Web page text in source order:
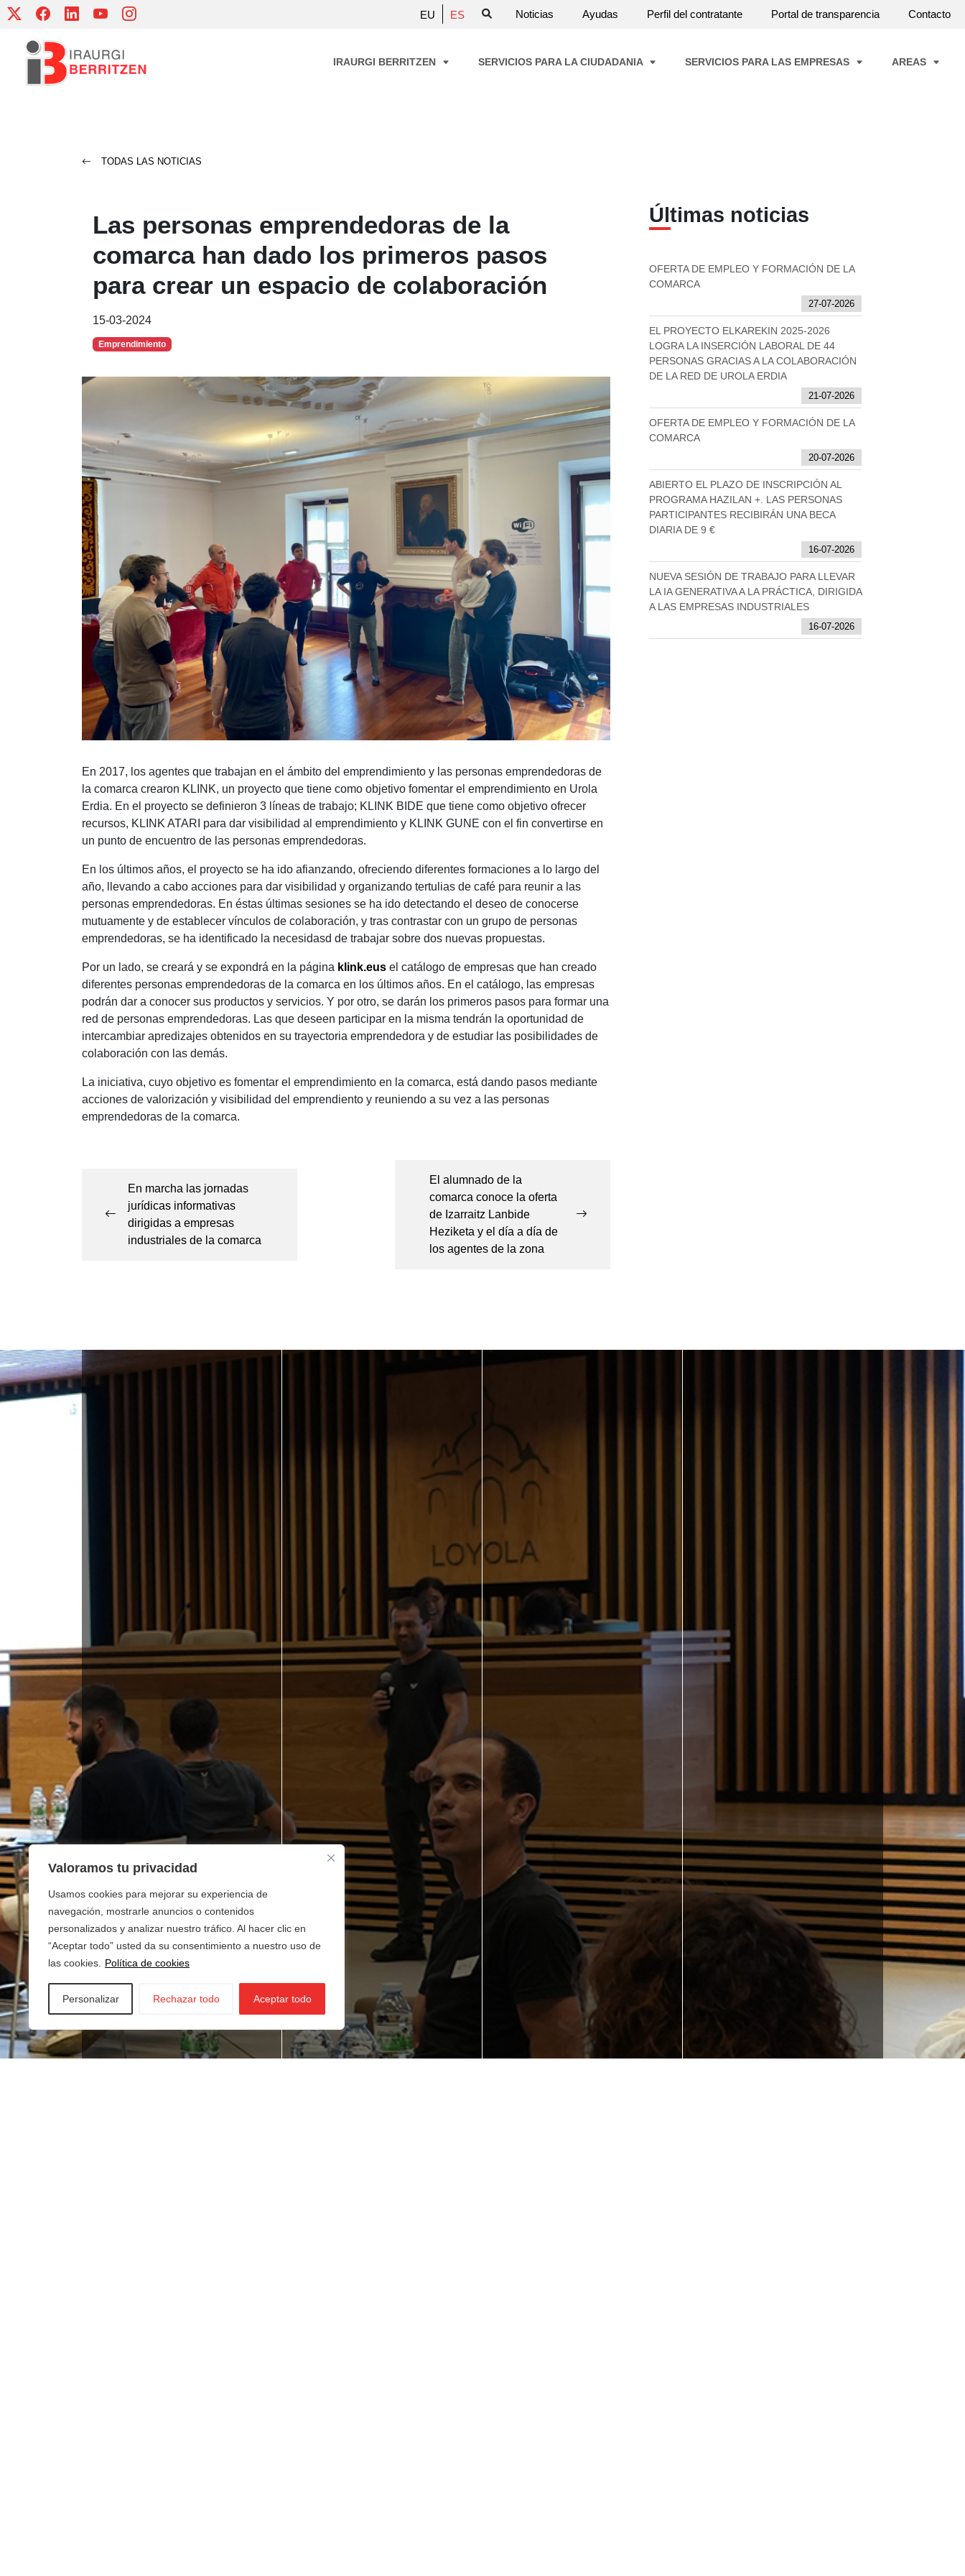
Valoramos tu privacidad
Usamos cookies para mejorar su experiencia de
navegación, mostrarle anuncios o contenidos
personalizados y analizar nuestro tráfico. Al hacer clic en
“Aceptar todo” usted da su consentimiento a nuestro uso de
las cookies.
Política de cookies
Personalizar Rechazar todo Aceptar todo
Skip
content
EU ES Noticias Ayudas Perfil del contratante Portal de transparencia Contacto
IRAURGI BERRITZEN SERVICIOS PARA LA CIUDADANIA SERVICIOS PARA LAS EMPRESAS AREAS
TODAS LAS NOTICIAS
Las personas emprendedoras de la
comarca han dado los primeros pasos
para crear un espacio de colaboración
15-03-2024
Emprendimiento
En 2017, los agentes que trabajan en el ámbito del emprendimiento y las personas emprendedoras de
la comarca crearon KLINK, un proyecto que tiene como objetivo fomentar el emprendimiento en Urola
Erdia. En el proyecto se definieron 3 líneas de trabajo; KLINK BIDE que tiene como objetivo ofrecer
recursos, KLINK ATARI para dar visibilidad al emprendimiento y KLINK GUNE con el fin convertirse en
un punto de encuentro de las personas emprendedoras.
En los últimos años, el proyecto se ha ido afianzando, ofreciendo diferentes formaciones a lo largo del
año, llevando a cabo acciones para dar visibilidad y organizando tertulias de café para reunir a las
personas emprendedoras. En éstas últimas sesiones se ha ido detectando el deseo de conocerse
mutuamente y de establecer vínculos de colaboración, y tras contrastar con un grupo de personas
emprendedoras, se ha identificado la necesidasd de trabajar sobre dos nuevas propuestas.
Por un lado, se creará y se expondrá en la página klink.eus el catálogo de empresas que han creado
diferentes personas emprendedoras de la comarca en los últimos años. En el catálogo, las empresas
podrán dar a conocer sus productos y servicios. Y por otro, se darán los primeros pasos para formar una
red de personas emprendedoras. Las que deseen participar en la misma tendrán la oportunidad de
intercambiar apredizajes obtenidos en su trayectoria emprendedora y de estudiar las posibilidades de
colaboración con las demás.
La iniciativa, cuyo objetivo es fomentar el emprendimiento en la comarca, está dando pasos mediante
acciones de valorización y visibilidad del emprendiento y reuniendo a su vez a las personas
emprendedoras de la comarca.
entradas
En marcha las jornadas
jurídicas informativas
dirigidas a empresas
industriales de la comarca
El alumnado de la
comarca conoce la oferta
de Izarraitz Lanbide
Heziketa y el día a día de
los agentes de la zona
Últimas noticias
OFERTA DE EMPLEO Y FORMACIÓN DE LA
COMARCA
27-07-2026
EL PROYECTO ELKAREKIN 2025-2026
LOGRA LA INSERCIÓN LABORAL DE 44
PERSONAS GRACIAS A LA COLABORACIÓN
DE LA RED DE UROLA ERDIA
21-07-2026
OFERTA DE EMPLEO Y FORMACIÓN DE LA
COMARCA
20-07-2026
ABIERTO EL PLAZO DE INSCRIPCIÓN AL
PROGRAMA HAZILAN +. LAS PERSONAS
PARTICIPANTES RECIBIRÁN UNA BECA
DIARIA DE 9 €
16-07-2026
NUEVA SESIÓN DE TRABAJO PARA LLEVAR
LA IA GENERATIVA A LA PRÁCTICA, DIRIGIDA
A LAS EMPRESAS INDUSTRIALES
16-07-2026